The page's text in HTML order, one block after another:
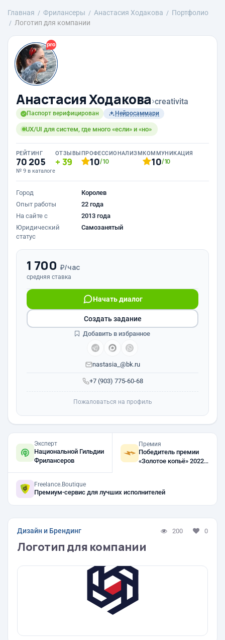
Главная Фрилансеры Анастасия Ходакова
Портфолио
Логотип для компании
Анастасия Ходакова›creativita
Паспорт верифицирован Нейросаммари
UX/UI для систем, где много «если» и «но»
РЕЙТИНГ
70 205
№ 9 в каталоге
ОТЗЫВЫ
39
ПРОФЕССИОНАЛИЗМ
10/10
КОММУНИКАЦИЯ
10/10
Город
Королев
Опыт работы
22 года
На сайте с
2013 года
Юридический
статус
Самозанятый
1 700 ₽/час
средняя ставка
+7 (903) 775-60-68
Начать диалог
nastasia_@bk.ru
Создать задание
Добавить в избранное
Пожаловаться на профиль
Эксперт
Национальной Гильдии
Фрилансеров
Премия
Победитель премии
«Золотое копьё» 2022,
Freelance.Boutique
Премиум-сервис для лучших исполнителей
Дизайн и Брендинг 200 0
Логотип для компании